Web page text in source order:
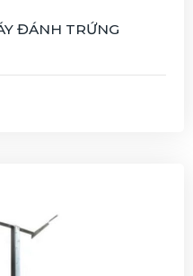
ĐÁNH TRỨNG